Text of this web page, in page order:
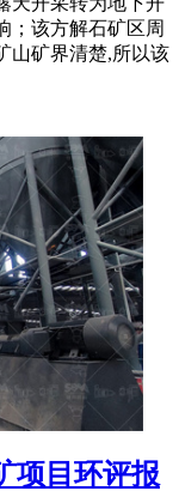
；该方解石矿区周
山矿界清楚,所以该
项目环评报